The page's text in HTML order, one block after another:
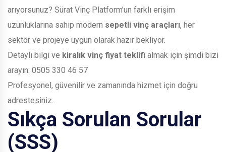
arıyorsunuz? Sürat Vinç Platform’un farklı erişim
uzunluklarına sahip modern sepetli vinç araçları, her
sektör ve projeye uygun olarak hazır bekliyor.
Detaylı bilgi ve kiralık vinç fiyat teklifi almak için şimdi bizi
arayın: 0505 330 46 57
Profesyonel, güvenilir ve zamanında hizmet için doğru
adrestesiniz.
Sıkça Sorulan Sorular
(SSS)